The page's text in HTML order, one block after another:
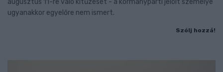
ugyanakkor egyelőre nem ismert.
Szólj hozzá!